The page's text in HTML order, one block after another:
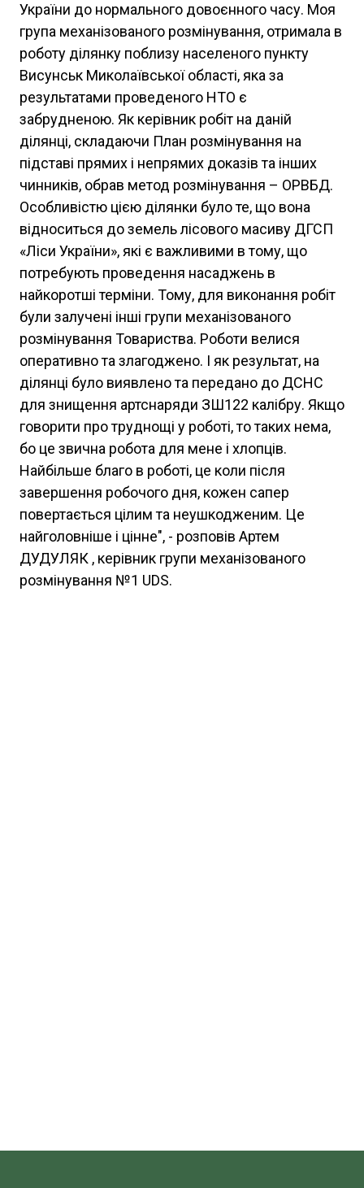
України до нормального довоєнного часу. Моя
група механізованого розмінування, отримала в
роботу ділянку поблизу населеного пункту
Висунськ Миколаївської області, яка за
результатами проведеного НТО є
забрудненою. Як керівник робіт на даній
ділянці, складаючи План розмінування на
підставі прямих і непрямих доказів та інших
чинників, обрав метод розмінування – ОРВБД.
Особливістю цією ділянки було те, що вона
відноситься до земель лісового масиву ДГСП
«Ліси України», які є важливими в тому, що
потребують проведення насаджень в
найкоротші терміни. Тому, для виконання робіт
були залучені інші групи механізованого
розмінування Товариства. Роботи велися
оперативно та злагоджено. І як результат, на
ділянці було виявлено та передано до ДСНС
для знищення артснаряди ЗШ122 калібру. Якщо
говорити про труднощі у роботі, то таких нема,
бо це звична робота для мене і хлопців.
Найбільше благо в роботі, це коли після
завершення робочого дня, кожен сапер
повертається цілим та неушкодженим. Це
найголовніше і цінне", - розповів Артем
ДУДУЛЯК , керівник групи механізованого
розмінування №1 UDS.